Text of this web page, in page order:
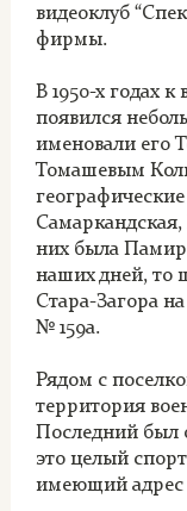
видеоклуб
фирмы.
В 1950-х годах к
появился
именовали его
Томашевым
них была
наших дней, то
Стара-Загора
№ 159а.
Рядом с
территория
Последний был
это целый
имеющий адрес